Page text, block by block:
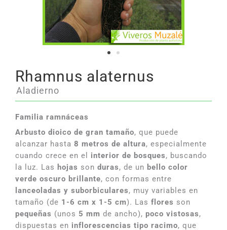
Rhamnus alaternus
Aladierno
Familia ramnáceas
Arbusto dioico de gran tamaño, que puede
alcanzar hasta 8 metros de altura, especialmente
cuando crece en el interior de bosques, buscando
la luz. Las hojas son duras, de un bello color
verde oscuro brillante, con formas entre
lanceoladas y suborbiculares, muy variables en
tamaño (de 1-6 cm x 1-5 cm). Las flores son
pequeñas (unos 5 mm de ancho), poco vistosas,
dispuestas en inflorescencias tipo racimo, que